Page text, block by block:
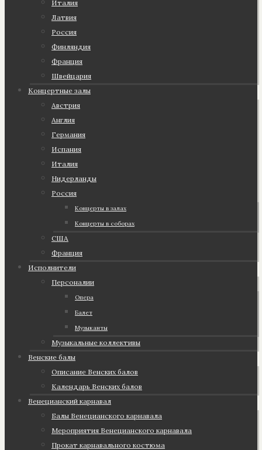
Италия
Латвия
Россия
Финляндия
Франция
Швейцария
Концертные залы
Австрия
Англия
Германия
Испания
Италия
Нидерланды
Россия
Концерты в залах
Концерты в соборах
США
Франция
Исполнители
Персоналии
Опера
Балет
Музыканты
Музыкальные коллективы
Венские балы
Описание Венских балов
Календарь Венских балов
Венецианский карнавал
Балы Венецианского карнавала
Мероприятия Венецианского карнавала
Прокат карнавального костюма